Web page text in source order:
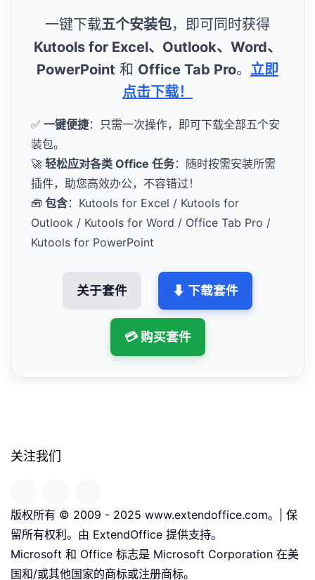
一键下载五个安装包，即可同时获得
Kutools for Excel、Outlook、Word、
PowerPoint 和 Office Tab Pro。 立即
点击下载！
✅ 一键便捷：只需一次操作，即可下载全部五个安
装包。
🚀 轻松应对各类 Office 任务：随时按需安装所需
插件，助您高效办公，不容错过！
🧰 包含：Kutools for Excel / Kutools for
Outlook / Kutools for Word / Office Tab Pro /
Kutools for PowerPoint
关于套件 ⬇ 下载套件
💳 购买套件
关注我们
版权所有 © 2009 - 2025 www.extendoffice.com。| 保
留所有权利。由 ExtendOffice 提供支持。
Microsoft 和 Office 标志是 Microsoft Corporation 在美
国和/或其他国家的商标或注册商标。